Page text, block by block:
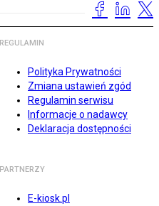
REGULAMIN
Polityka Prywatności
Zmiana ustawień zgód
Regulamin serwisu
Informacje o nadawcy
Deklaracja dostępności
PARTNERZY
E-kiosk.pl